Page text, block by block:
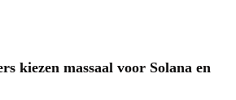
kiezen massaal voor Solana en